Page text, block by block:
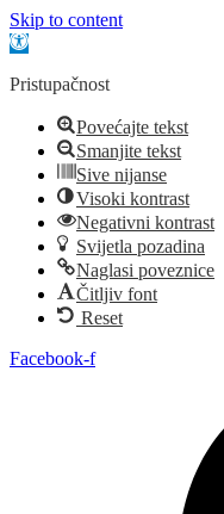
Skip to content
Open toolbar
Pristupačnost
Povećajte tekst
Smanjite tekst
Sive nijanse
Visoki kontrast
Negativni kontrast
Svijetla pozadina
Naglasi poveznice
Čitljiv font
Reset
Idi
Facebook-f